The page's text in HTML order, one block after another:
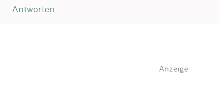
Antworten
Anzeige